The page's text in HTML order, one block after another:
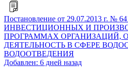
Постановление от 29.07.2013 г. №
ИНВЕСТИЦИОННЫХ И
ПРОГРАММАХ
ДЕЯТЕЛЬНОСТЬ В СФЕРЕ
ВОДООТВЕДЕНИЯ
Добавлен: 6 дней назад